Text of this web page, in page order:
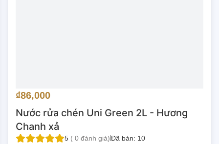
₫86,000
Nước rửa chén Uni Green 2L - Hương
Chanh xả
5 ( 0 đánh giá)Đã bán: 10